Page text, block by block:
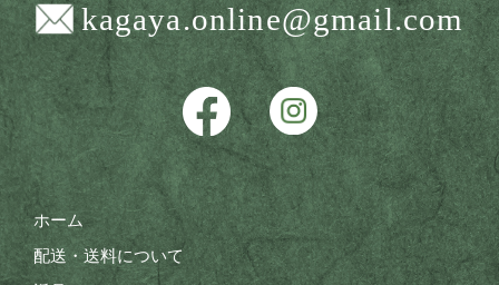
ホーム
配送・送料について
kagaya.online@gmail.com